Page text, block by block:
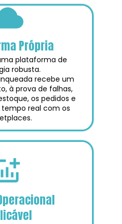
Própria
plataforma de
robusta.
recebe um
à prova de falhas,
os pedidos e
real com os